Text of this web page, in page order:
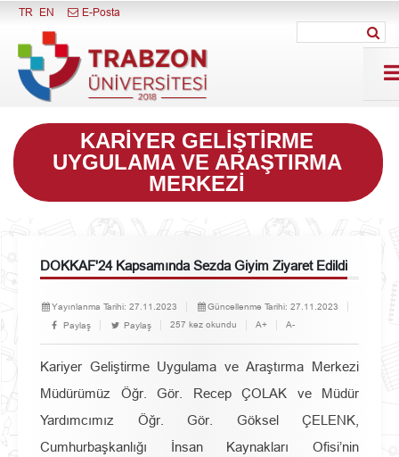
Menüyü Kapat
TR EN E-Posta
KARIYER GELIŞTIRME
UYGULAMA VE ARAŞTIRMA
MERKEZI
DOKKAF'24 Kapsamında Sezda Giyim Ziyaret Edildi
Yayınlanma Tarihi: 27.11.2023 Güncellenme Tarihi: 27.11.2023
Paylaş
Paylaş 257 kez okundu A+ A-
Kariyer Geliştirme Uygulama ve Araştırma Merkezi
Müdürümüz Öğr. Gör. Recep ÇOLAK ve Müdür
Yardımcımız Öğr. Gör. Göksel ÇELENK,
Cumhurbaşkanlığı İnsan Kaynakları Ofisi’nin